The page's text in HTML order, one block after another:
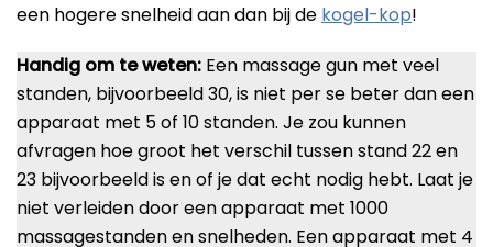
een hogere snelheid aan dan bij de kogel-kop!
Handig om te weten: Een massage gun met veel
standen, bijvoorbeeld 30, is niet per se beter dan een
apparaat met 5 of 10 standen. Je zou kunnen
afvragen hoe groot het verschil tussen stand 22 en
23 bijvoorbeeld is en of je dat echt nodig hebt. Laat je
niet verleiden door een apparaat met 1000
massagestanden en snelheden. Een apparaat met 4